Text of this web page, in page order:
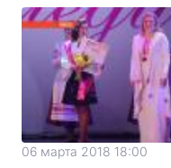
06 марта 2018 18:00